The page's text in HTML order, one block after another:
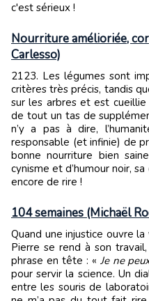
c'est sérieux !
Nourriture amélioriée,
Carlesso)
2123. Les légumes sont imprimés par ordinateur selon des
critères très précis, tandis
sur les arbres et est
de tout un tas de
n’y a pas à dire,
responsable (et infinie) de
bonne nourriture bien
cynisme et d’humour noir,
encore de rire !
104 semaines (Michaël
Quand une injustice ouvre la voie à la suivante… Chaque jour,
Pierre se rend à son
phrase en tête : « Je ne
pour servir la science. Un
entre les souris de